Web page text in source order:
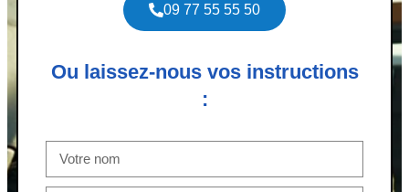
09 77 55 55 50
Ou laissez-nous vos instructions
: